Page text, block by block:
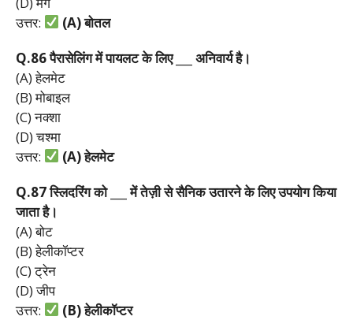
उत्तर:
(A)बोतल
Q.86पैरासेलिंगमेंपायलटकेलिए ___ अनिवार्यहै।
(A) हेलमेट
(B) मोबाइल
(C) नक्शा
(D) चश्मा
उत्तर:
(A)हेलमेट
Q.87स्लिदरिंगको ___मेंतेज़ीसेसैनिकउतारनेकेलिएउपयोगकिया
जाताहै।
(A) बोट
(B) हेलीकॉप्टर
(C) ट्रेन
(D) जीप
उत्तर:
(B)हेलीकॉप्टर